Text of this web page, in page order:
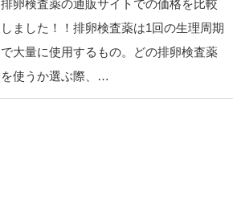
排卵検査薬の通販サイトでの価格を比較
しました！！排卵検査薬は1回の生理周期
で大量に使用するもの。どの排卵検査薬
を使うか選ぶ際、…